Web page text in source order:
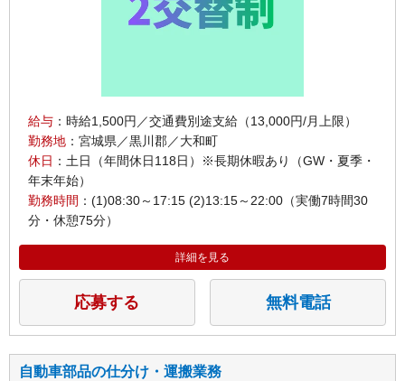
給与 ：時給1,500円／交通費別途支給（13,000円/月上限）
勤務地 ：宮城県／黒川郡／大和町
休日 ：土日（年間休日118日）※長期休暇あり（GW・夏季・
年末年始）
勤務時間 ：(1)08:30～17:15 (2)13:15～22:00（実働7時間30
分・休憩75分）
詳細を見る
応募する 無料電話
自動車部品の仕分け・運搬業務